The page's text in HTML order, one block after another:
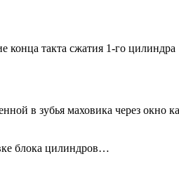
такта сжатия 1-го цилиндра
в зубья маховика через окно
блока цилиндров…